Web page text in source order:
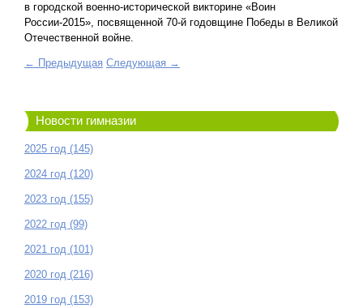
в городской военно-исторической викторине «Воин
России-2015», посвященной 70-й годовщине Победы в Великой
Отечественной войне.
← Предыдущая Следующая →
Новости гимназии
2025 год (145)
2024 год (120)
2023 год (155)
2022 год (99)
2021 год (101)
2020 год (216)
2019 год (153)